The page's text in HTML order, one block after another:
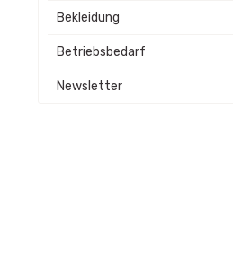
Bekleidung
Betriebsbedarf
Newsletter